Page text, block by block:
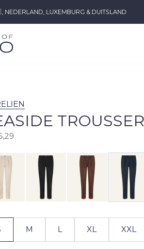
NEDERLAND, LUXEMBURG & DUITSLAND
M L XL XXL